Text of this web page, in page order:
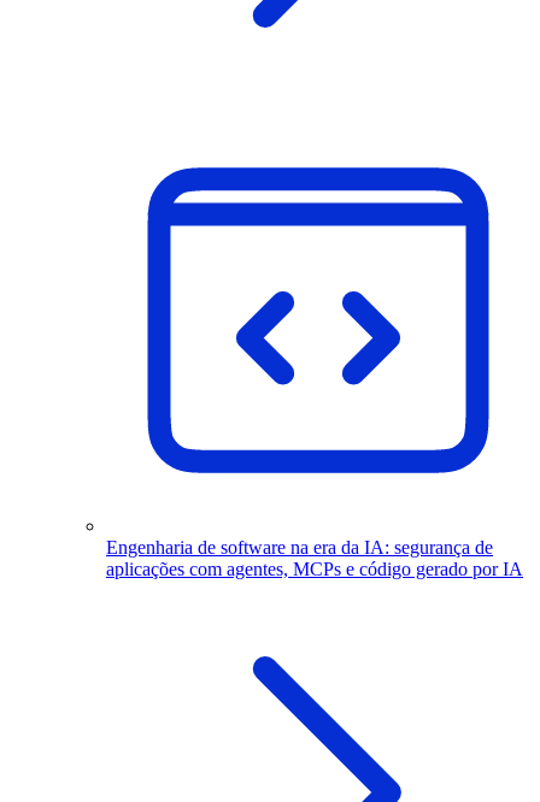
Engenharia de software na era da IA: segurança de
aplicações com agentes, MCPs e código gerado por IA